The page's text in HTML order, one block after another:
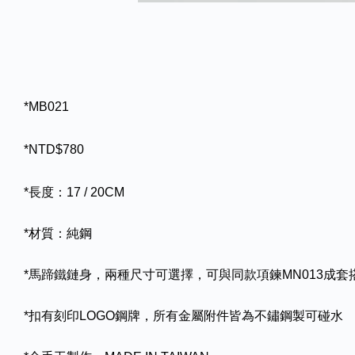
*MB021
*NTD$780
*長度：17 / 20CM
*材質：純鋼
*馬蹄鐵鏈身，兩種尺寸可選擇，可與同款項鍊MN013成套
*扣有刻印LOGO鋼牌，所有金屬附件皆為不鏽鋼製可碰水